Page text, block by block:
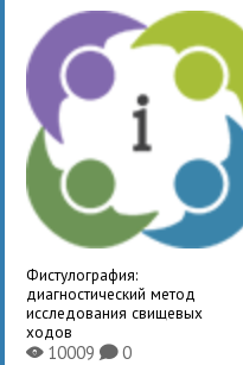
Фистулография:
диагностический метод
исследования свищевых
ходов
X10009K0